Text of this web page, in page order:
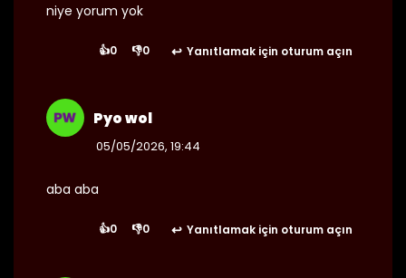
Bölüm 300
Bölüm 299
Bölüm 298 25/08/2024
niye yorum yok
👍0 👎0 Yanıtlamak için oturum açın
Pyo wol
05/05/2026, 19:44
aba aba
👍0 👎0 Yanıtlamak için oturum açın